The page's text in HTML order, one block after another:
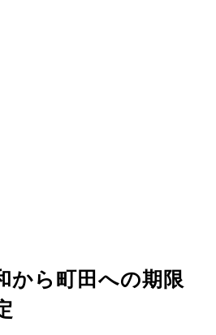
から町田への期限